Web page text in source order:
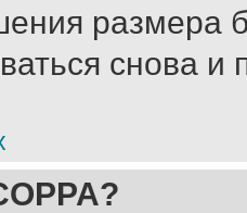
размера
снова и